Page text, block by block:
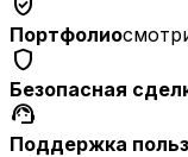
Портфолио
shield
Безопасная
support_agent
Поддержка